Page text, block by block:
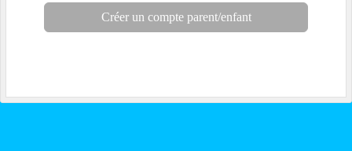
Créer un compte parent/enfant